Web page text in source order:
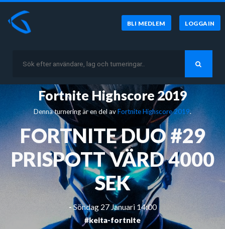
BLI MEDLEM LOGGA IN
Fortnite Highscore 2019
Denna turnering är en del avFortnite Highscore 2019.
FORTNITE DUO #29
PRISPOTT VÄRD 4000
SEK
-Söndag 27 Januari 14:00
#keita-fortnite